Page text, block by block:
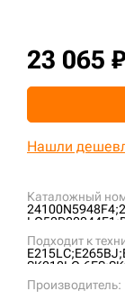
Каталожный
24100N5948F4;
LQ52D00044F1;
VP146004;
Подходит к
E215LC;E265BJ;
SK210LC-6ES;
SK200;
SK210-6ES;
Производитель:
23 065 ₽
Нашли